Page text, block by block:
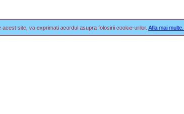
site, va exprimati acordul asupra folosirii cookie-urilor. Afla mai multe...